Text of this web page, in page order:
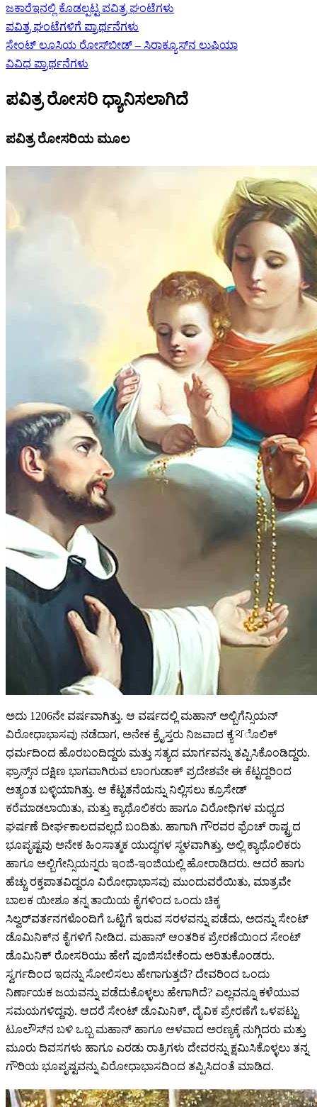
ಜಕಾರೆಇನಲ್ಲಿ ಕೊಡಲ್ಪಟ್ಟ ಪವಿತ್ರ ಘಂಟೆಗಳು
ಪವಿತ್ರ ಘಂಟೆಗಳಿಗೆ ಪ್ರಾರ್ಥನೆಗಳು
ಸೇಂಟ್ ಲೂಸಿಯ ರೋಸ್‍ಬೀಡ್ – ಸಿರಾಕ್ಯೂಸ್‌ನ ಲುಷಿಯಾ
ವಿವಿಧ ಪ್ರಾರ್ಥನೆಗಳು
ಪವಿತ್ರ ರೋಸರಿ ಧ್ಯಾನಿಸಲಾಗಿದೆ
ಪವಿತ್ರ ರೋಸರಿಯ ಮೂಲ
ಅದು 1206ನೇ ವರ್ಷವಾಗಿತ್ತು. ಆ ವರ್ಷದಲ್ಲಿ ಮಹಾನ್ ಅಲ್ಬಿಗೆನ್ಸಿಯನ್
ವಿರೋಧಾಭಾಸವು ನಡೆದಾಗ, ಅನೇಕ ಕ್ರೈಸ್ತರು ನಿಜವಾದ ಕ್ಯাথೊಲಿಕ್
ಧರ್ಮದಿಂದ ಹೊರಬಂದಿದ್ದರು ಮತ್ತು ಸತ್ಯದ ಮಾರ್ಗವನ್ನು ತಪ್ಪಿಸಿಕೊಂಡಿದ್ದರು.
ಫ್ರಾನ್ಸ್‌ನ ದಕ್ಷಿಣ ಭಾಗವಾಗಿರುವ ಲಾಂಗುಡಾಕ್ ಪ್ರದೇಶವೇ ಈ ಕೆಟ್ಟದ್ದರಿಂದ
ಅತ್ಯಂತ ಬಳ್ಳಿಯಾಗಿತ್ತು. ಆ ಕೆಟ್ಟತನೆಯನ್ನು ನಿಲ್ಲಿಸಲು ಕ್ರೂಸೇಡ್
ಕರೆಮಾಡಲಾಯಿತು, ಮತ್ತು ಕ್ಯಾಥೊಲಿಕರು ಹಾಗೂ ವಿರೋಧಿಗಳ ಮಧ್ಯದ
ಘರ್ಷಣೆ ದೀರ್ಘಕಾಲದವಲ್ಲದೆ ಬಂದಿತು. ಹಾಗಾಗಿ ಗೌರವರ ಫ್ರೆಂಚ್ ರಾಷ್ಟ್ರದ
ಭೂಪೃಷ್ಟವು ಅನೇಕ ಹಿಂಸಾತ್ಮಕ ಯುದ್ಧಗಳ ಸ್ಥಳವಾಗಿತ್ತು, ಅಲ್ಲಿ ಕ್ಯಾಥೊಲಿಕರು
ಹಾಗೂ ಅಲ್ಬಿಗೇನ್ಸಿಯನ್ನರು ಇಂಜಿ-ಇಂಜಿಯಲ್ಲಿ ಹೋರಾಡಿದರು. ಆದರೆ ಹಾಗು
ಹೆಚ್ಚು ರಕ್ತಪಾತವಿದ್ದರೂ ವಿರೋಧಾಭಾಸವು ಮುಂದುವರೆಯಿತು, ಮಾತ್ರವೇ
ಬಾಲಕ ಯೀಶೂ ತನ್ನ ತಾಯಿಯ ಕೈಗಳಿಂದ ಒಂದು ಚಿಕ್ಕ
ಸಿಲ್ವರ್‌ವರ್ತನಗಳೊಂದಿಗೆ ಒಟ್ಟಿಗೆ ಇರುವ ಸರಳವನ್ನು ಪಡೆದು, ಅದನ್ನು ಸೇಂಟ್
ಡೊಮಿನಿಕ್‌ನ ಕೈಗಳಿಗೆ ನೀಡಿದ. ಮಹಾನ್ ಆಂತರಿಕ ಪ್ರೇರಣೆಯಿಂದ ಸೇಂಟ್
ಡೊಮಿನಿಕ್ ರೋಸರಿಯು ಹೇಗೆ ಪೂಜಿಸಬೇಕೆಂದು ಅರಿತುಕೊಂಡರು.
ಸ್ವರ್ಗದಿಂದ ಇದನ್ನು ಸೋಲಿಸಲು ಹೇಗಾಗುತ್ತದೆ? ದೇವರಿಂದ ಒಂದು
ನಿರ್ಣಾಯಕ ಜಯವನ್ನು ಪಡೆದುಕೊಳ್ಳಲು ಹೇಗಾಗಿದೆ? ಎಲ್ಲವನ್ನೂ ಕಳೆಯುವ
ಸಮಯಗಳಿದ್ದವು. ಆದರೆ ಸೇಂಟ್ ಡೊಮಿನಿಕ್, ದೈವಿಕ ಪ್ರೇರಣೆಗೆ ಒಳಪಟ್ಟು
ಟೂಲೌಸ್‌ನ ಬಳಿ ಒಬ್ಬ ಮಹಾನ್ ಹಾಗೂ ಆಳವಾದ ಅರಣ್ಯಕ್ಕೆ ನುಗ್ಗಿದರು ಮತ್ತು
ಮೂರು ದಿವಸಗಳು ಹಾಗೂ ಎರಡು ರಾತ್ರಿಗಳು ದೇವರನ್ನು ಕ್ಷಮಿಸಿಕೊಳ್ಳಲು ತನ್ನ
ಗೌರಿಯ ಭೂಪೃಷ್ಟವನ್ನು ವಿರೋಧಾಭಾಸದಿಂದ ತಪ್ಪಿಸಿದಂತೆ ಮಾಡಿದ.